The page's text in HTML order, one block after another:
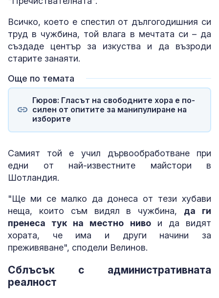
Всичко, което е спестил от дългогодишния си
труд в чужбина, той влага в мечтата си – да
създаде център за изкуства и да възроди
старите занаяти.
Още по темата
Гюров: Гласът на свободните хора е по-
силен от опитите за манипулиране на
изборите
Самият той е учил дървообработване при
едни от най-известните майстори в
Шотландия.
"Ще ми се малко да донеса от тези хубави
неща, които съм видял в чужбина, да ги
пренеса тук на местно нивои да видят
хората, че има и други начини за
преживяване", сподели Велинов.
Сблъсък с административната
реалност